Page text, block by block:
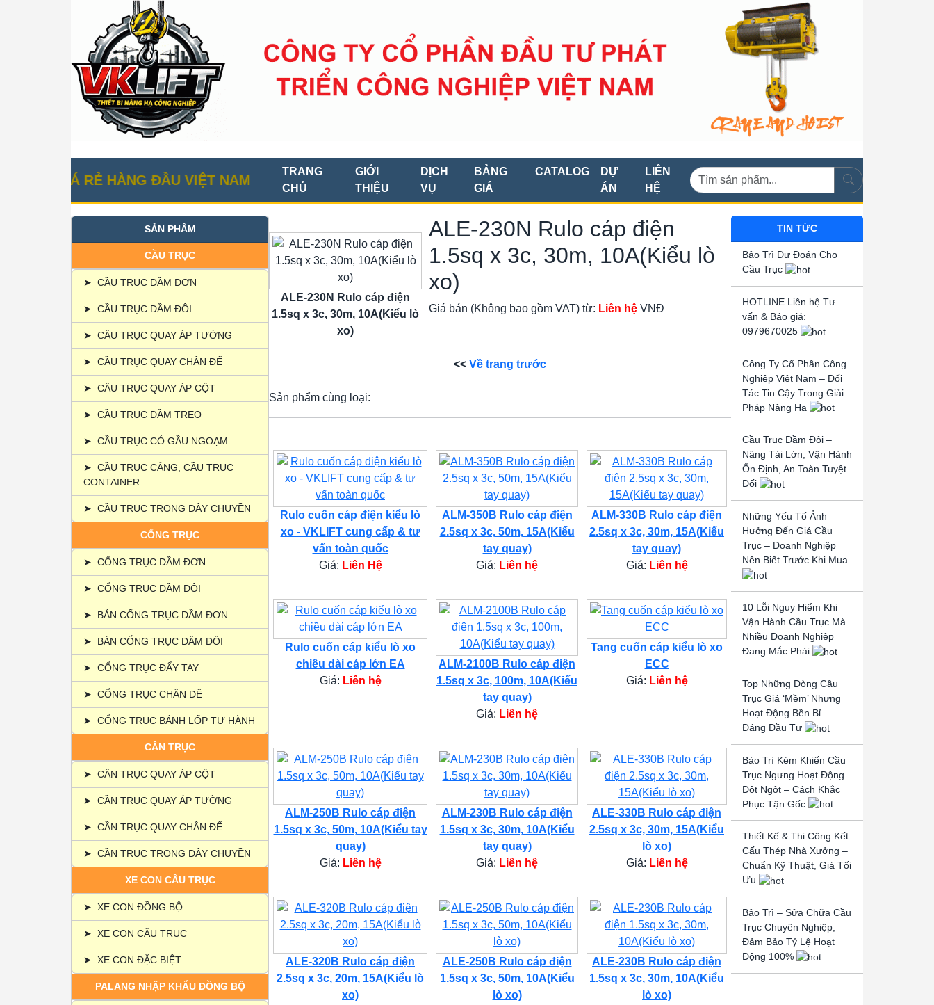
GIÁ RẺ HÀNG ĐẦU VIỆT NAM
TRANG
CHỦ
GIỚI
THIỆU
DỊCH
VỤ
BẢNG
GIÁ
CATALOG
DỰ
ÁN
LIÊN
HỆ
SẢN PHẨM
CẦU TRỤC
➤ CẦU TRỤC DẦM ĐƠN
➤ CẦU TRỤC DẦM ĐÔI
➤ CẦU TRỤC QUAY ÁP TƯỜNG
➤ CẦU TRỤC QUAY CHÂN ĐẾ
➤ CẦU TRỤC QUAY ÁP CỘT
➤ CẦU TRỤC DẦM TREO
➤ CẦU TRỤC CÓ GẦU NGOẠM
➤ CẦU TRỤC CẢNG, CẦU TRỤC
CONTAINER
➤ CẦU TRỤC TRONG DÂY CHUYỀN
CỔNG TRỤC
➤ CỔNG TRỤC DẦM ĐƠN
➤ CỔNG TRỤC DẦM ĐÔI
➤ BÁN CỔNG TRỤC DẦM ĐƠN
➤ BÁN CỔNG TRỤC DẦM ĐÔI
➤ CỔNG TRỤC ĐẨY TAY
➤ CỔNG TRỤC CHÂN DÊ
➤ CỔNG TRỤC BÁNH LỐP TỰ HÀNH
CẦN TRỤC
➤ CẦN TRỤC QUAY ÁP CỘT
➤ CẦN TRỤC QUAY ÁP TƯỜNG
➤ CẦN TRỤC QUAY CHÂN ĐẾ
➤ CẦN TRỤC TRONG DÂY CHUYỀN
XE CON CẦU TRỤC
➤ XE CON ĐỒNG BỘ
➤ XE CON CẦU TRỤC
➤ XE CON ĐẶC BIỆT
PALANG NHẬP KHẨU ĐỒNG BỘ
ALE-230N Rulo cáp điện
1.5sq x 3c, 30m, 10A(Kiểu lò
xo)
ALE-230N Rulo cáp điện
1.5sq x 3c, 30m, 10A(Kiểu lò
xo)
Giá bán (Không bao gồm VAT) từ: Liên hệ VNĐ
<< Về trang trước
Sản phẩm cùng loại:
Rulo cuốn cáp điện kiểu lò
xo - VKLIFT cung cấp & tư
vấn toàn quốc
Giá: Liên Hệ
ALM-350B Rulo cáp điện
2.5sq x 3c, 50m, 15A(Kiểu
tay quay)
Giá: Liên hệ
ALM-330B Rulo cáp điện
2.5sq x 3c, 30m, 15A(Kiểu
tay quay)
Giá: Liên hệ
Rulo cuốn cáp kiểu lò xo
chiều dài cáp lớn EA
Giá: Liên hệ
ALM-2100B Rulo cáp điện
1.5sq x 3c, 100m, 10A(Kiểu
tay quay)
Giá: Liên hệ
Tang cuốn cáp kiểu lò xo
ECC
Giá: Liên hệ
ALM-250B Rulo cáp điện
1.5sq x 3c, 50m, 10A(Kiểu tay
quay)
Giá: Liên hệ
ALM-230B Rulo cáp điện
1.5sq x 3c, 30m, 10A(Kiểu
tay quay)
Giá: Liên hệ
ALE-330B Rulo cáp điện
2.5sq x 3c, 30m, 15A(Kiểu
lò xo)
Giá: Liên hệ
ALE-320B Rulo cáp điện
2.5sq x 3c, 20m, 15A(Kiểu lò
xo)
ALE-250B Rulo cáp điện
1.5sq x 3c, 50m, 10A(Kiểu
lò xo)
ALE-230B Rulo cáp điện
1.5sq x 3c, 30m, 10A(Kiểu
lò xo)
TIN TỨC
Bảo Trì Dự Đoán Cho
Cầu Trục
HOTLINE Liên hệ Tư
vấn & Báo giá:
0979670025
Công Ty Cổ Phần Công
Nghiệp Việt Nam – Đối
Tác Tin Cậy Trong Giải
Pháp Nâng Hạ
Cầu Trục Dầm Đôi –
Nâng Tải Lớn, Vận Hành
Ổn Định, An Toàn Tuyệt
Đối
Những Yếu Tố Ảnh
Hưởng Đến Giá Cầu
Trục – Doanh Nghiệp
Nên Biết Trước Khi Mua
10 Lỗi Nguy Hiểm Khi
Vận Hành Cầu Trục Mà
Nhiều Doanh Nghiệp
Đang Mắc Phải
Top Những Dòng Cầu
Trục Giá ‘Mềm’ Nhưng
Hoạt Động Bền Bỉ –
Đáng Đầu Tư
Bảo Trì Kém Khiến Cầu
Trục Ngưng Hoạt Động
Đột Ngột – Cách Khắc
Phục Tận Gốc
Thiết Kế & Thi Công Kết
Cấu Thép Nhà Xưởng –
Chuẩn Kỹ Thuật, Giá Tối
Ưu
Bảo Trì – Sửa Chữa Cầu
Trục Chuyên Nghiệp,
Đảm Bảo Tỷ Lệ Hoạt
Động 100%